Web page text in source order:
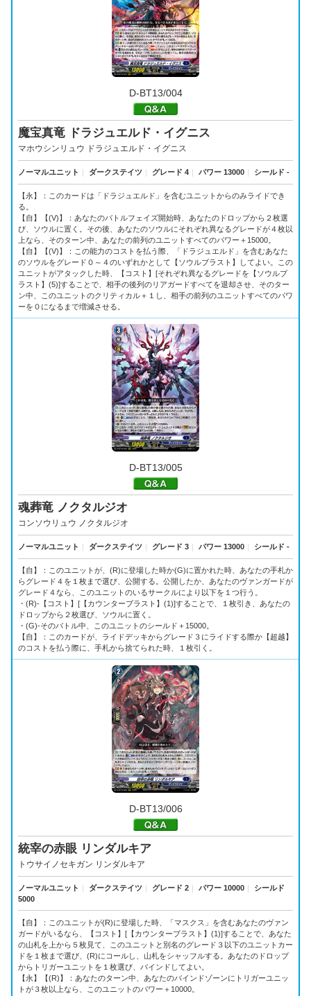
D-BT13/004
魔宝真竜 ドラジュエルド・イグニス
マホウシンリュウ ドラジュエルド・イグニス
ノーマルユニット ｜ ダークステイツ ｜ グレード 4 ｜ パワー 13000 ｜ シールド -
【永】：このカードは「ドラジュエルド」を含むユニットからのみライドでき
る。
【自】【(V)】：あなたのバトルフェイズ開始時、あなたのドロップから２枚選
び、ソウルに置く。その後、あなたのソウルにそれぞれ異なるグレードが４枚以
上なら、そのターン中、あなたの前列のユニットすべてのパワー＋15000。
【自】【(V)】：この能力のコストを払う際、「ドラジュエルド」を含むあなた
のソウルをグレード０～４のいずれかとして【ソウルブラスト】してよい。この
ユニットがアタックした時、【コスト】[それぞれ異なるグレードを【ソウルブ
ラスト】(5)]することで、相手の後列のリアガードすべてを退却させ、そのター
ン中、このユニットのクリティカル＋１し、相手の前列のユニットすべてのパワ
ーを０になるまで増減させる。
D-BT13/005
魂葬竜 ノクタルジオ
コンソウリュウ ノクタルジオ
ノーマルユニット ｜ ダークステイツ ｜ グレード 3 ｜ パワー 13000 ｜ シールド -
【自】：このユニットが、(R)に登場した時か(G)に置かれた時、あなたの手札か
らグレード４を１枚まで選び、公開する。公開したか、あなたのヴァンガードが
グレード４なら、このユニットのいるサークルにより以下を１つ行う。
・(R)-【コスト】[【カウンターブラスト】(1)]することで、１枚引き、あなたの
ドロップから２枚選び、ソウルに置く。
・(G)-そのバトル中、このユニットのシールド＋15000。
【自】：このカードが、ライドデッキからグレード３にライドする際か【超越】
のコストを払う際に、手札から捨てられた時、１枚引く。
D-BT13/006
統宰の赤眼 リンダルキア
トウサイノセキガン リンダルキア
ノーマルユニット ｜ ダークステイツ ｜ グレード 2 ｜ パワー 10000 ｜
シールド
5000
【自】：このユニットが(R)に登場した時、「マスクス」を含むあなたのヴァン
ガードがいるなら、【コスト】[【カウンターブラスト】(1)]することで、あなた
の山札を上から５枚見て、このユニットと別名のグレード３以下のユニットカー
ドを１枚まで選び、(R)にコールし、山札をシャッフルする。あなたのドロップ
からトリガーユニットを１枚選び、バインドしてよい。
【永】【(R)】：あなたのターン中、あなたのバインドゾーンにトリガーユニッ
トが３枚以上なら、このユニットのパワー＋10000。